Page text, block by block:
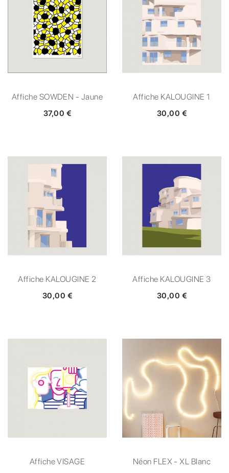
Affiche SOWDEN - Jaune
37,00 €
Affiche KALOUGINE 1
30,00 €
Affiche KALOUGINE 2
30,00 €
Affiche KALOUGINE 3
30,00 €
Affiche VISAGE Néon FLEX - XL Blanc